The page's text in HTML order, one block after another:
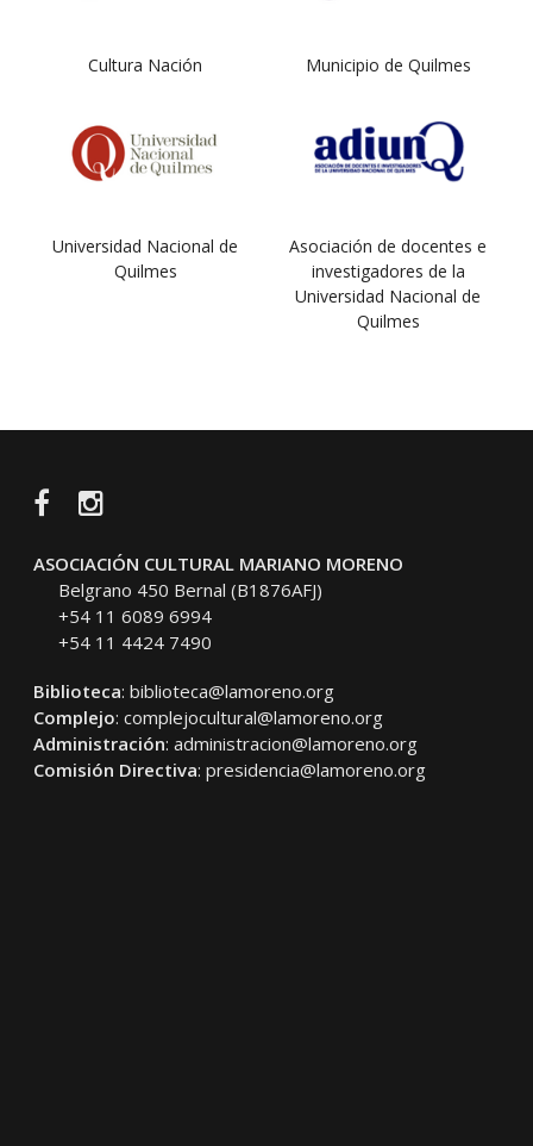
Cultura Nación Municipio de Quilmes
Universidad Nacional de
Quilmes
Asociación de docentes e
investigadores de la
Universidad Nacional de
Quilmes
FacebookInstagram
ASOCIACIÓN CULTURAL MARIANO MORENO
Belgrano 450 Bernal (B1876AFJ)
+54 11 6089 6994
+54 11 4424 7490
Biblioteca: biblioteca@lamoreno.org
Complejo: complejocultural@lamoreno.org
Administración: administracion@lamoreno.org
Comisión Directiva: presidencia@lamoreno.org